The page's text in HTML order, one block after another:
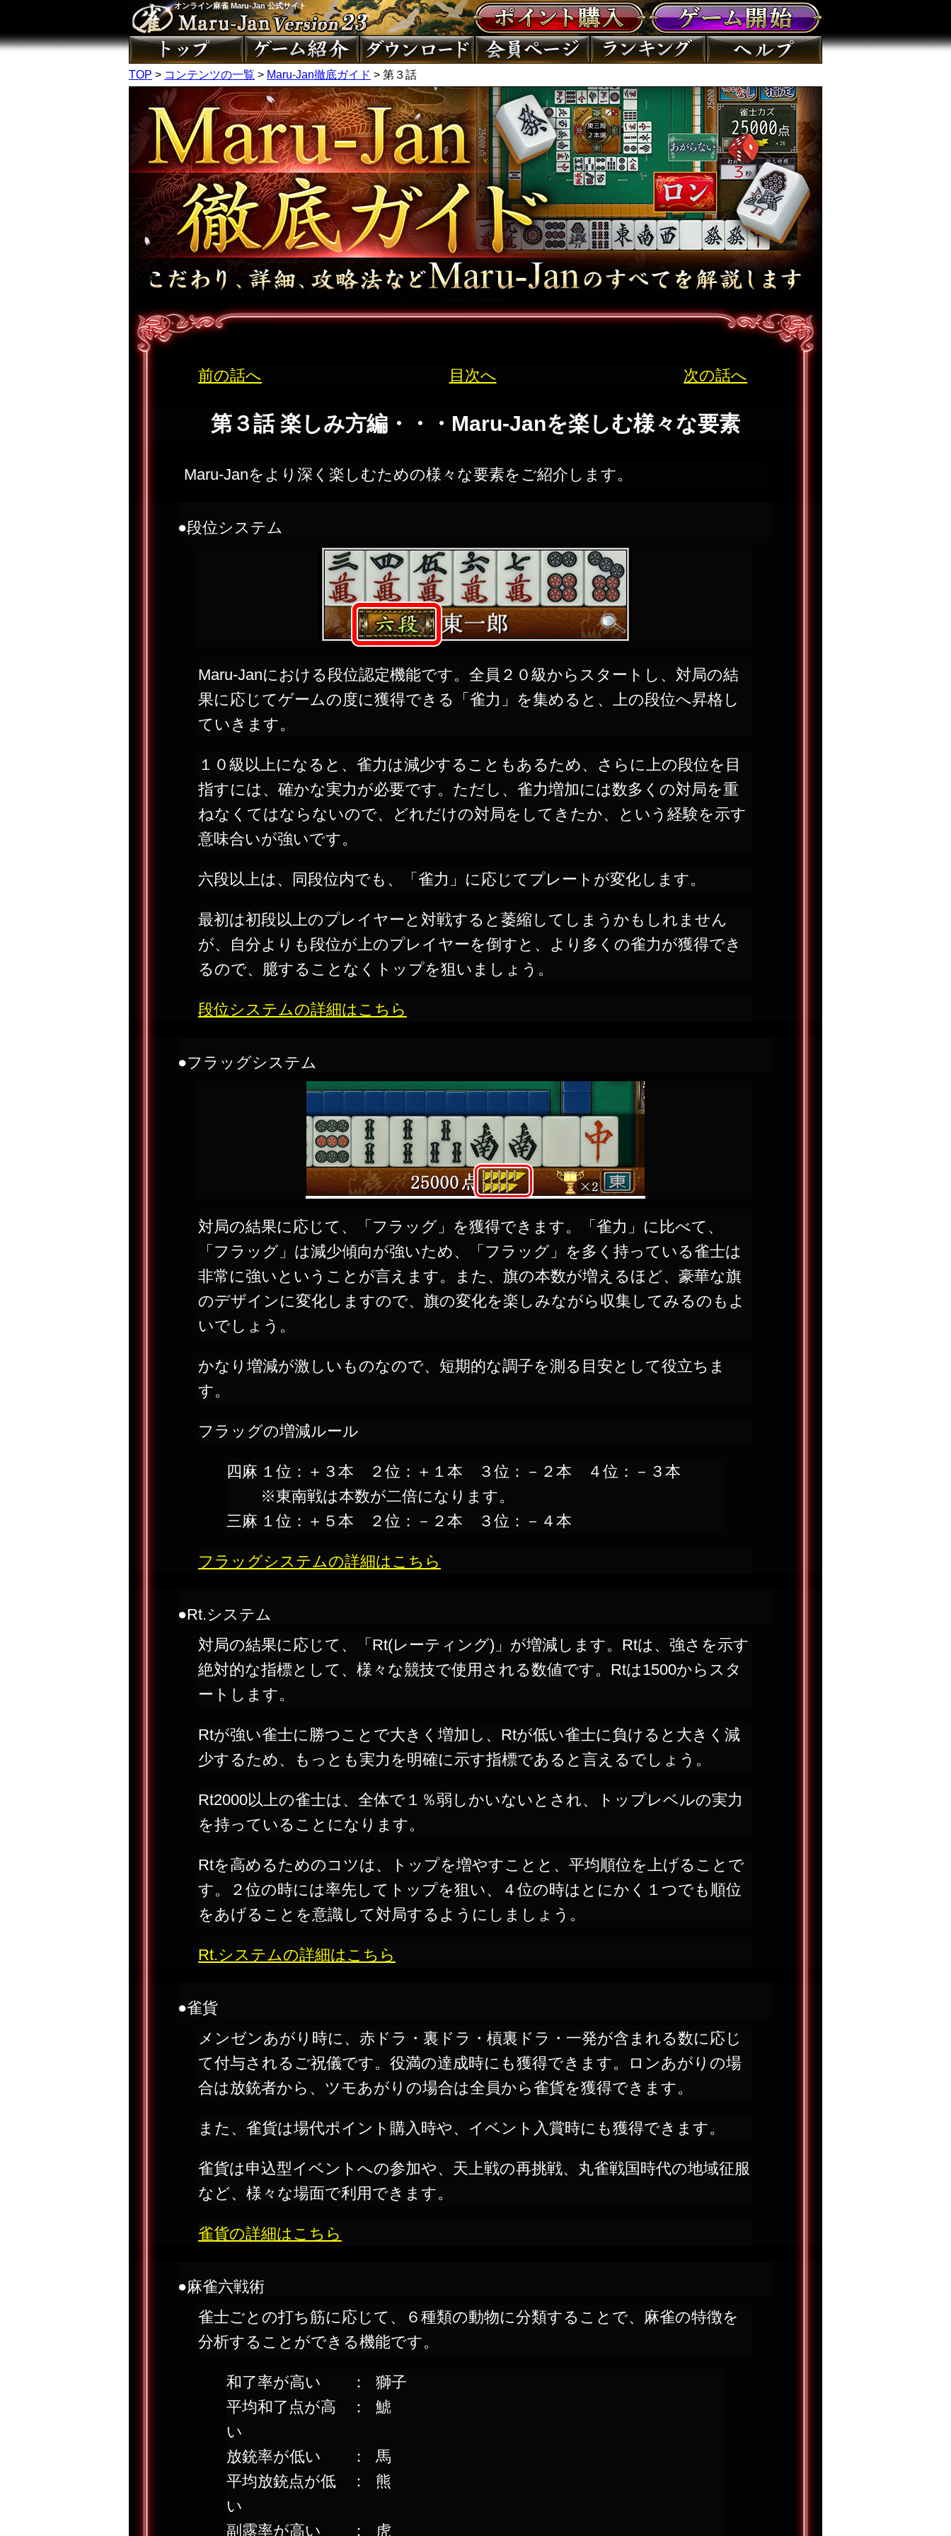
オンライン麻雀 Maru-Jan 公式サイト
TOP > コンテンツの一覧 > Maru-Jan徹底ガイド > 第３話
前の話へ 目次へ 次の話へ
第３話 楽しみ方編・・・Maru-Janを楽しむ様々な要素
Maru-Janをより深く楽しむための様々な要素をご紹介します。
●段位システム
Maru-Janにおける段位認定機能です。全員２０級からスタートし、対局の結
果に応じてゲームの度に獲得できる「雀力」を集めると、上の段位へ昇格し
ていきます。
１０級以上になると、雀力は減少することもあるため、さらに上の段位を目
指すには、確かな実力が必要です。ただし、雀力増加には数多くの対局を重
ねなくてはならないので、どれだけの対局をしてきたか、という経験を示す
意味合いが強いです。
六段以上は、同段位内でも、「雀力」に応じてプレートが変化します。
最初は初段以上のプレイヤーと対戦すると萎縮してしまうかもしれません
が、自分よりも段位が上のプレイヤーを倒すと、より多くの雀力が獲得でき
るので、臆することなくトップを狙いましょう。
段位システムの詳細はこちら
●フラッグシステム
対局の結果に応じて、「フラッグ」を獲得できます。「雀力」に比べて、
「フラッグ」は減少傾向が強いため、「フラッグ」を多く持っている雀士は
非常に強いということが言えます。また、旗の本数が増えるほど、豪華な旗
のデザインに変化しますので、旗の変化を楽しみながら収集してみるのもよ
いでしょう。
かなり増減が激しいものなので、短期的な調子を測る目安として役立ちま
す。
フラッグの増減ルール
四麻 １位：＋３本 ２位：＋１本 ３位：－２本 ４位：－３本
※東南戦は本数が二倍になります。
三麻 １位：＋５本 ２位：－２本 ３位：－４本
フラッグシステムの詳細はこちら
●Rt.システム
対局の結果に応じて、「Rt(レーティング)」が増減します。Rtは、強さを示す
絶対的な指標として、様々な競技で使用される数値です。Rtは1500からスタ
ートします。
Rtが強い雀士に勝つことで大きく増加し、Rtが低い雀士に負けると大きく減
少するため、もっとも実力を明確に示す指標であると言えるでしょう。
Rt2000以上の雀士は、全体で１％弱しかいないとされ、トップレベルの実力
を持っていることになります。
Rtを高めるためのコツは、トップを増やすことと、平均順位を上げることで
す。２位の時には率先してトップを狙い、４位の時はとにかく１つでも順位
をあげることを意識して対局するようにしましょう。
Rt.システムの詳細はこちら
●雀貨
メンゼンあがり時に、赤ドラ・裏ドラ・槓裏ドラ・一発が含まれる数に応じ
て付与されるご祝儀です。役満の達成時にも獲得できます。ロンあがりの場
合は放銃者から、ツモあがりの場合は全員から雀貨を獲得できます。
また、雀貨は場代ポイント購入時や、イベント入賞時にも獲得できます。
雀貨は申込型イベントへの参加や、天上戦の再挑戦、丸雀戦国時代の地域征服
など、様々な場面で利用できます。
雀貨の詳細はこちら
●麻雀六戦術
雀士ごとの打ち筋に応じて、６種類の動物に分類することで、麻雀の特徴を
分析することができる機能です。
和了率が高い ：
獅子
平均和了点が高
い
： 鯱
放銃率が低い ：
馬
平均放銃点が低
い
： 熊
副露率が高い ： 虎